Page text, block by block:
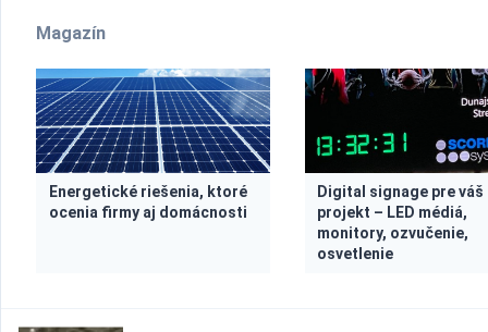
Magazín
Energetické riešenia, ktoré
ocenia firmy aj domácnosti
Digital signage pre váš
projekt – LED médiá,
monitory, ozvučenie,
osvetlenie